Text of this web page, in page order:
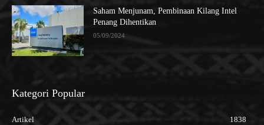
Saham Menjunam, Pembinaan Kilang Intel
Penang Dihentikan
05/09/2024
Kategori Popular
Artikel
1838